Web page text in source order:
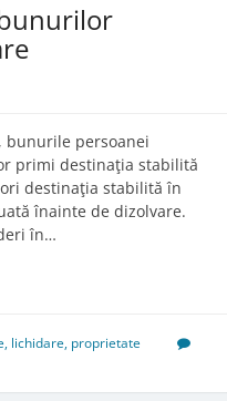
bunurile persoanei
primi destinaţia stabilită
destinaţia stabilită în
înainte de dizolvare.
în…
, lichidare, proprietate